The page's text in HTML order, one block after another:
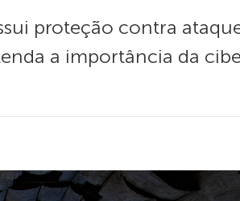
proteção contra
a importância da